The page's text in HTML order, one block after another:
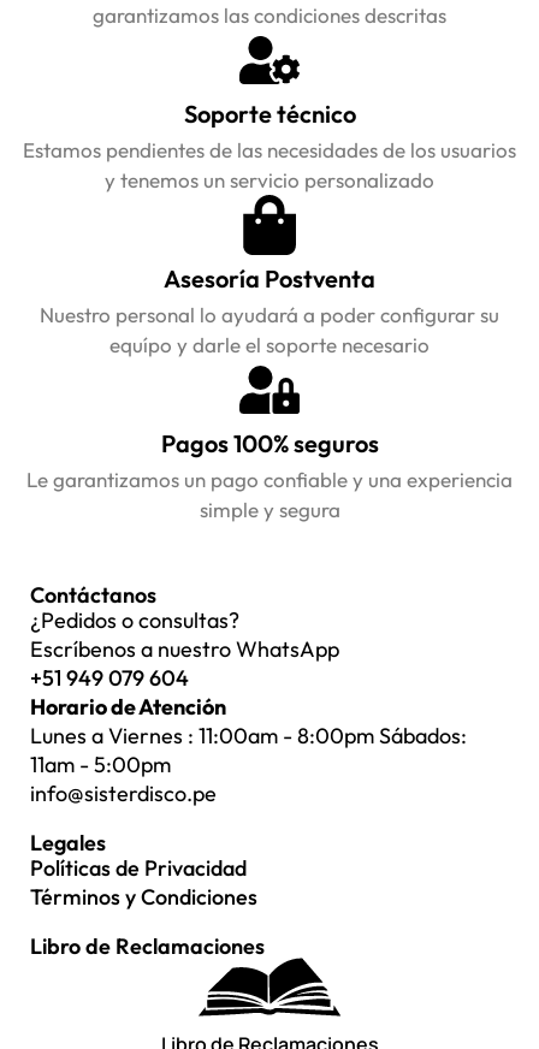
garantizamos las condiciones descritas
Soporte técnico
Estamos pendientes de las necesidades de los usuarios
y tenemos un servicio personalizado
Asesoría Postventa
Nuestro personal lo ayudará a poder configurar su
equípo y darle el soporte necesario
Pagos 100% seguros
Le garantizamos un pago confiable y una experiencia
simple y segura
Contáctanos
¿Pedidos o consultas?
Escríbenos a nuestro WhatsApp
+51 949 079 604
Horario de Atención
Lunes a Viernes : 11:00am - 8:00pm Sábados:
11am - 5:00pm
info@sisterdisco.pe
Legales
Políticas de Privacidad
Términos y Condiciones
Libro de Reclamaciones